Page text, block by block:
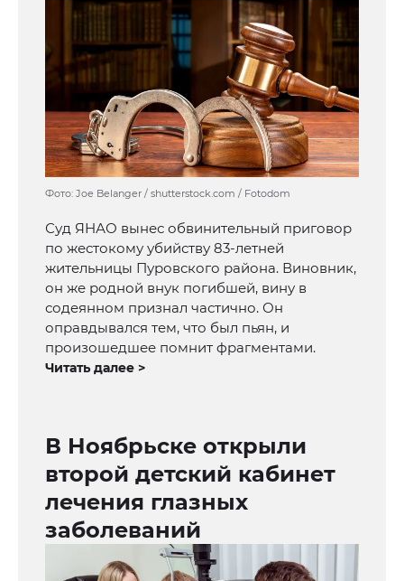
Фото: Joe Belanger / shutterstock.com / Fotodom
Суд ЯНАО вынес обвинительный приговор
по жестокому убийству 83-летней
жительницы Пуровского района. Виновник,
он же родной внук погибшей, вину в
содеянном признал частично. Он
оправдывался тем, что был пьян, и
произошедшее помнит фрагментами.
Читать далее >
В Ноябрьске открыли
второй детский кабинет
лечения глазных
заболеваний